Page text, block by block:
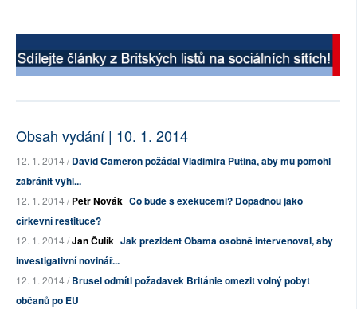
Obsah vydání | 10. 1. 2014
12. 1. 2014 /David Cameron požádal Vladimira Putina, aby mu pomohl
zabránit vyhl...
12. 1. 2014 /Petr Novák Co bude s exekucemi? Dopadnou jako
církevní restituce?
12. 1. 2014 /Jan Čulík Jak prezident Obama osobně intervenoval, aby
investigativní novinář...
12. 1. 2014 /Brusel odmítl požadavek Británie omezit volný pobyt
občanů po EU